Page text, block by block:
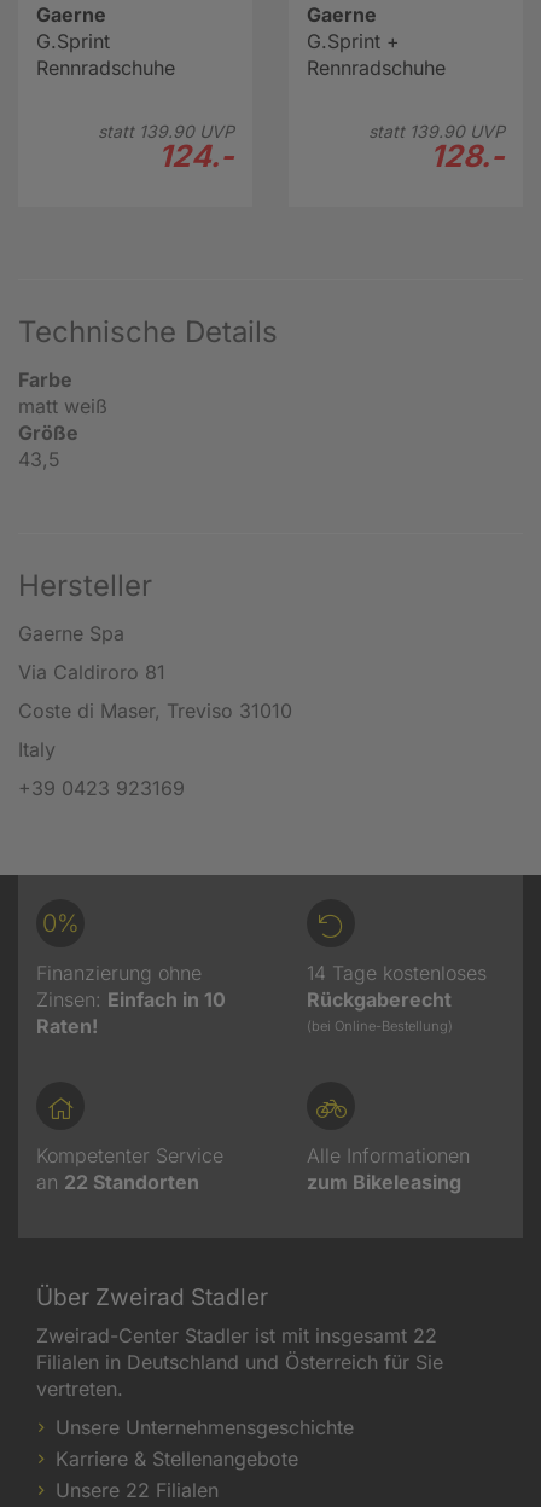
Gaerne
G.Sprint
Rennradschuhe
statt 139.90UVP
124.-
Gaerne
G.Sprint +
Rennradschuhe
statt 139.90UVP
128.-
Technische Details
Farbe
matt weiß
Größe
43,5
Hersteller
Gaerne Spa
Via Caldiroro 81
Coste di Maser, Treviso 31010
Italy
+39 0423 923169
0%
Finanzierung ohne
Zinsen: Einfach in 10
Raten!
14 Tage kostenloses
Rückgaberecht
(bei Online-Bestellung)
Kompetenter Service
an 22 Standorten
Alle Informationen
zum Bikeleasing
Über Zweirad Stadler
Zweirad-Center Stadler ist mit insgesamt 22
Filialen in Deutschland und Österreich für Sie
vertreten.
Unsere Unternehmensgeschichte
Karriere & Stellenangebote
Unsere 22 Filialen